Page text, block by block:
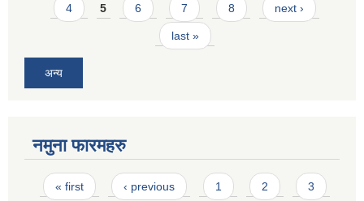
4 5 6 7 8 next ›
last »
अन्य
नमुना फारमहरु
Pages
« first ‹ previous 1 2
3